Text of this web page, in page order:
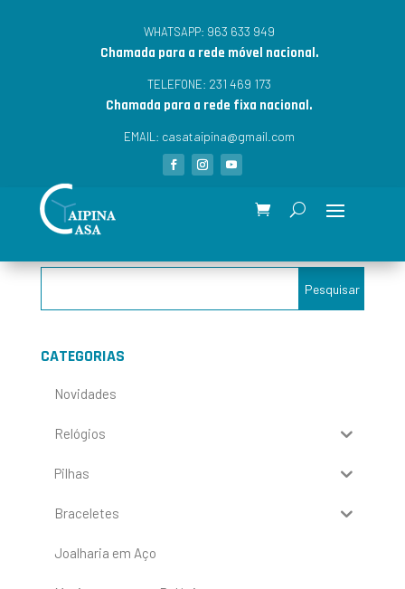
WHATSAPP: 963 633 949
Chamada para a rede móvel nacional.
TELEFONE: 231 469 173
Chamada para a rede fixa nacional.
EMAIL: casataipina@gmail.com
CATEGORIAS
Novidades
Relógios
Pilhas
Braceletes
Joalharia em Aço